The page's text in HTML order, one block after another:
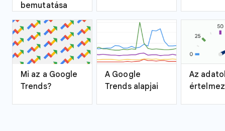
bemutatása
Mi az a Google
Trends?
A Google
Trends alapjai
Az